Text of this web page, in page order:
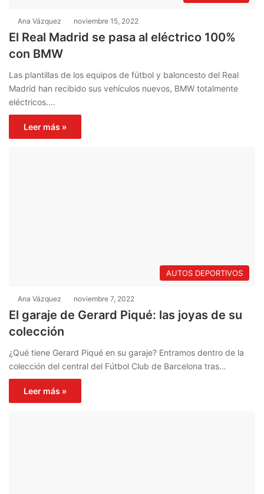
Ana Vázquez noviembre 15, 2022
El Real Madrid se pasa al eléctrico 100%
con BMW
Las plantillas de los equipos de fútbol y baloncesto del Real
Madrid han recibido sus vehículos nuevos, BMW totalmente
eléctricos.…
Leer más »
AUTOS DEPORTIVOS
Ana Vázquez noviembre 7, 2022
El garaje de Gerard Piqué: las joyas de su
colección
¿Qué tiene Gerard Piqué en su garaje? Entramos dentro de la
colección del central del Fútbol Club de Barcelona tras…
Leer más »